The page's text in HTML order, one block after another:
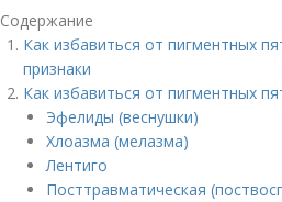
Содержание
Как избавиться от пигментных
признаки
Как избавиться от пигментных
Эфелиды (веснушки)
Хлоазма (мелазма)
Лентиго
Посттравматическая